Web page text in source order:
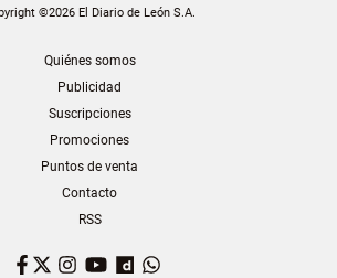
©2026 El Diario de León S.A.
Quiénes somos
Publicidad
Suscripciones
Promociones
Puntos de venta
Contacto
RSS
Facebook
TwitterInstagram
YouTubeDailymotion